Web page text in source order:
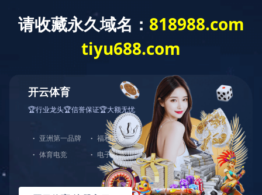
报] 年报 2019
环境、社会及管治资料 - [年报]
2019
截至二零二零年三月三十一日止之股份发行人的证
券变动月报表
下一条资讯：举报政策